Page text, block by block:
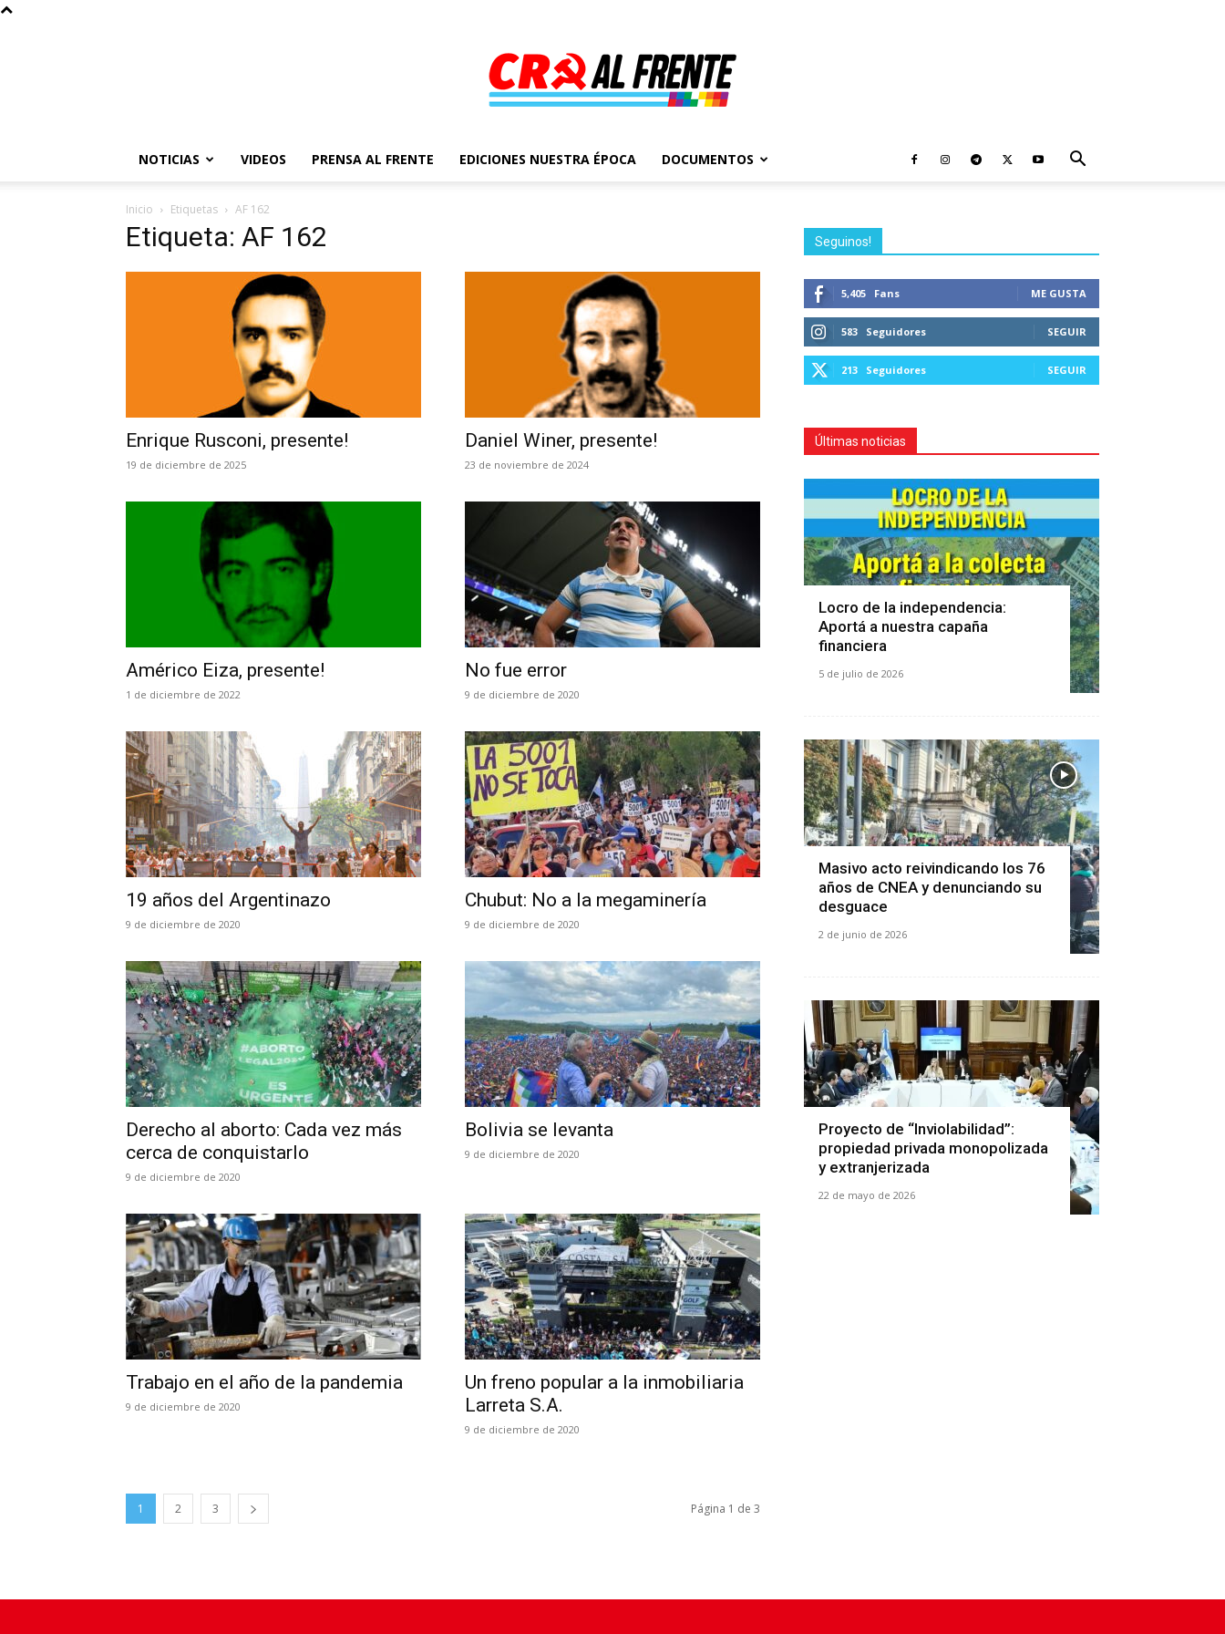
Al
Frente
–
CR
NOTICIAS VIDEOS PRENSA AL FRENTE EDICIONES NUESTRA ÉPOCA DOCUMENTOS
Inicio Etiquetas AF 162
Etiqueta: AF 162
Enrique Rusconi, presente!
19 de diciembre de 2025
Daniel Winer, presente!
23 de noviembre de 2024
Américo Eiza, presente!
1 de diciembre de 2022
No fue error
9 de diciembre de 2020
19 años del Argentinazo
9 de diciembre de 2020
Chubut: No a la megaminería
9 de diciembre de 2020
Derecho al aborto: Cada vez más
cerca de conquistarlo
9 de diciembre de 2020
Bolivia se levanta
9 de diciembre de 2020
Trabajo en el año de la pandemia
9 de diciembre de 2020
Un freno popular a la inmobiliaria
Larreta S.A.
9 de diciembre de 2020
1 2 3 Página 1 de 3
Seguinos!
5,405 Fans ME GUSTA
583 Seguidores SEGUIR
213 Seguidores SEGUIR
Últimas noticias
Locro de la independencia:
Aportá a nuestra capaña
financiera
5 de julio de 2026
Masivo acto reivindicando los 76
años de CNEA y denunciando su
desguace
2 de junio de 2026
Proyecto de “Inviolabilidad”:
propiedad privada monopolizada
y extranjerizada
22 de mayo de 2026